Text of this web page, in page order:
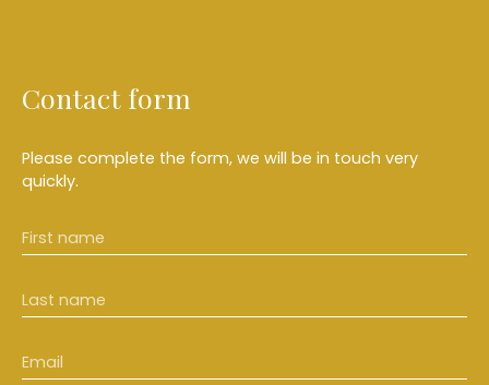
Contact form
Please complete the form, we will be in touch very
quickly.
First name
Last name
Email